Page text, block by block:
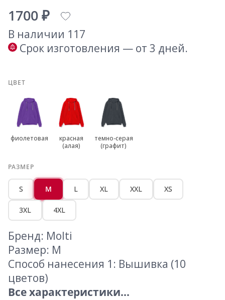
1700 ₽
В наличии 117
Срок изготовления — от 3 дней.
ЦВЕТ
фиолетовая
красная
(алая)
темно-серая
(графит)
РАЗМЕР
S M L XL XXL XS
3XL 4XL
Бренд: Molti
Размер: M
Способ нанесения 1: Вышивка (10
цветов)
Все характеристики...